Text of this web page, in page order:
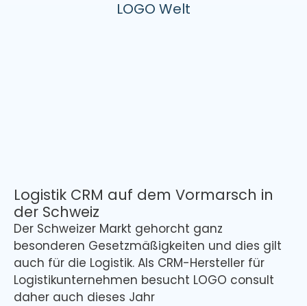
LOGO Welt
Logistik CRM auf dem Vormarsch in
der Schweiz
Der Schweizer Markt gehorcht ganz
besonderen Gesetzmäßigkeiten und dies gilt
auch für die Logistik. Als CRM-Hersteller für
Logistikunternehmen besucht LOGO consult
daher auch dieses Jahr